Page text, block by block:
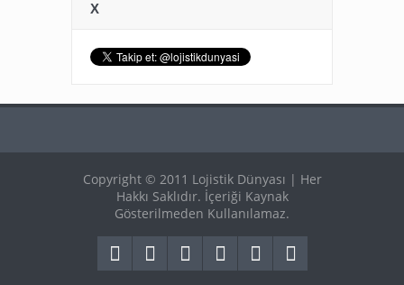
X
Copyright © 2011 Lojistik Dünyası | Her
Hakkı Saklıdır. İçeriği Kaynak
Gösterilmeden Kullanılamaz.